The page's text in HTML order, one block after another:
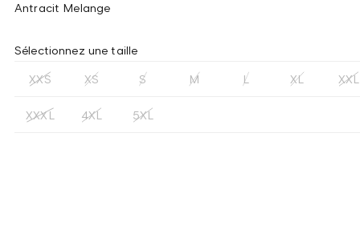
Antracit Melange
Sélectionnez une taille
XXS XS S M L XL XXL
XXXL 4XL 5XL